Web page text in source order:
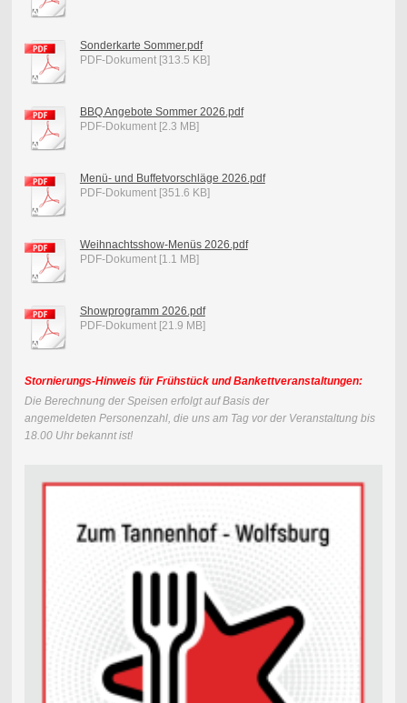
Sonderkarte Sommer.pdf
PDF-Dokument [313.5 KB]
BBQ Angebote Sommer 2026.pdf
PDF-Dokument [2.3 MB]
Menü- und Buffetvorschläge 2026.pdf
PDF-Dokument [351.6 KB]
Weihnachtsshow-Menüs 2026.pdf
PDF-Dokument [1.1 MB]
Showprogramm 2026.pdf
PDF-Dokument [21.9 MB]
Stornierungs-Hinweis für Frühstück und Bankettveranstaltungen:
Die Berechnung der Speisen erfolgt auf Basis der
angemeldeten Personenzahl, die uns am Tag vor der Veranstaltung bis
18.00 Uhr bekannt ist!